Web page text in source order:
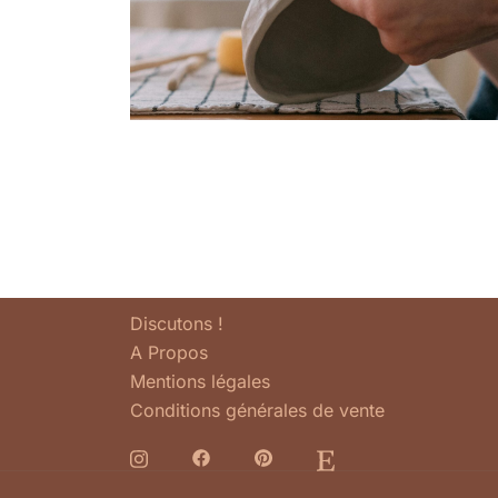
Discutons !
A Propos
Mentions légales
Conditions générales de vente